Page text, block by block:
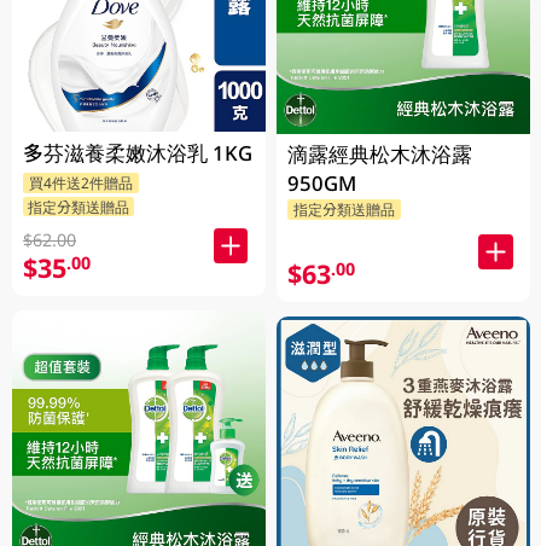
多芬滋養柔嫩沐浴乳 1KG
買4件送2件贈品
指定分類送贈品
$62.00
$35.00
滴露經典松木沐浴露
950GM
指定分類送贈品
$63.00